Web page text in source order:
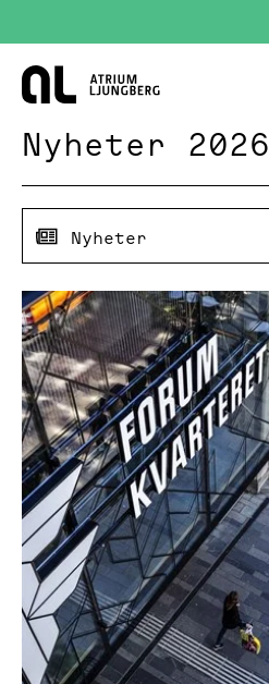
Hem
Nyheter 2026
Nyheter